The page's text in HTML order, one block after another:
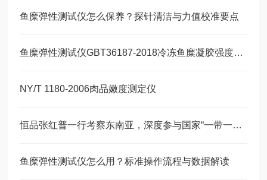
鱼糜弹性测试仪怎么保养？探针清洁与力值校准要点
鱼糜弹性测试仪GBT36187-2018冷冻鱼糜凝胶强度测定
NY/T 1180-2006肉品嫩度测定仪
恒品张红普一行考察东南亚，深度参与国家“一带一路”发展战略
鱼糜弹性测试仪怎么用？标准操作流程与数据解读